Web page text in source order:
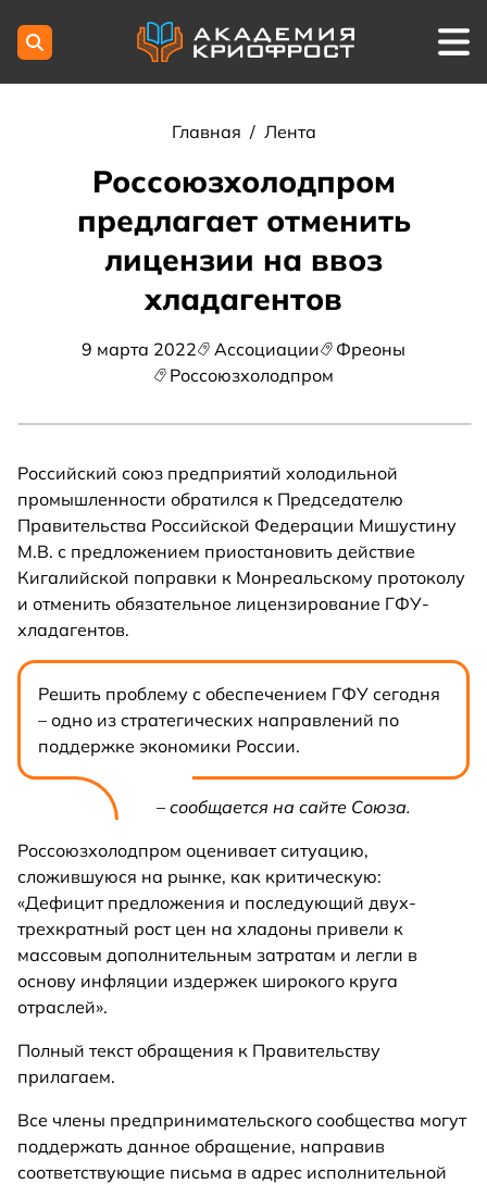
Главная / Лента
Россоюзхолодпром
предлагает отменить
лицензии на ввоз
хладагентов
9 марта 2022 Ассоциации
Фреоны
Россоюзхолодпром
Российский союз предприятий холодильной
промышленности обратился к Председателю
Правительства Российской Федерации Мишустину
М.В. с предложением приостановить действие
Кигалийской поправки к Монреальскому протоколу
и отменить обязательное лицензирование ГФУ-
хладагентов.
Решить проблему с обеспечением ГФУ сегодня
– одно из стратегических направлений по
поддержке экономики России.
– сообщается на сайте Союза.
Россоюзхолодпром оценивает ситуацию,
сложившуюся на рынке, как критическую:
«Дефицит предложения и последующий двух-
трехкратный рост цен на хладоны привели к
массовым дополнительным затратам и легли в
основу инфляции издержек широкого круга
отраслей».
Полный текст обращения к Правительству
прилагаем.
Все члены предпринимательского сообщества могут
поддержать данное обращение, направив
соответствующие письма в адрес исполнительной